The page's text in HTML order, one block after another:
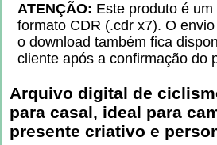
ATENÇÃO: Este produto é
formato CDR (.cdr x7). O
o download também fica
cliente após a confirmação do
Arquivo digital de
para casal, ideal para
presente criativo e